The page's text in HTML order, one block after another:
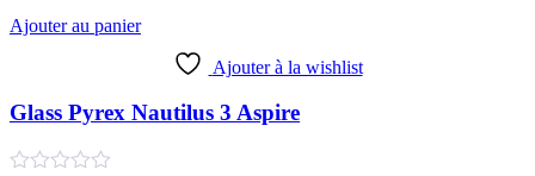
Ajouter au panier
Ajouter à la wishlist
Glass Pyrex Nautilus 3 Aspire